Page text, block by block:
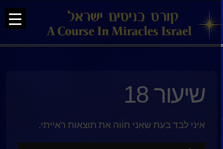
שיעור 18
איני לבד בעת שאני חוֹוה את תוצאות ראייתי.